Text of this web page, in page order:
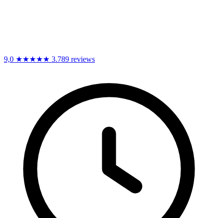
9,0 ★★★★★ 3.789 reviews